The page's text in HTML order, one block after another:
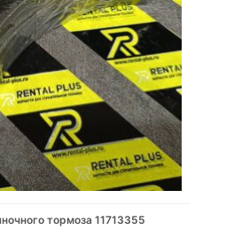
тормоза 11713355